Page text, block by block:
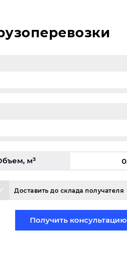
м³
Доставить до склада получателя
Получить консультацию